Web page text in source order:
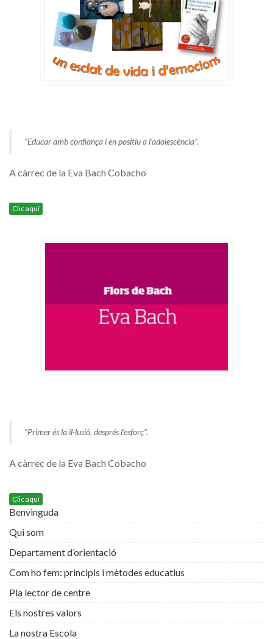
“Educar amb confiança i en positiu a l’adolescència”.
A càrrec de la Eva Bach Cobacho
Clic aquí
“Primer és la il·lusió, després l’esforç”.
A càrrec de la Eva Bach Cobacho
Clic aquí
Benvinguda
Qui som
Departament d’orientació
Com ho fem: principis i mètodes educatius
Pla lector de centre
Els nostres valors
La nostra Escola